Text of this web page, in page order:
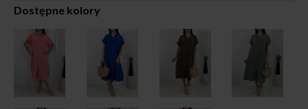
Dostępne kolory